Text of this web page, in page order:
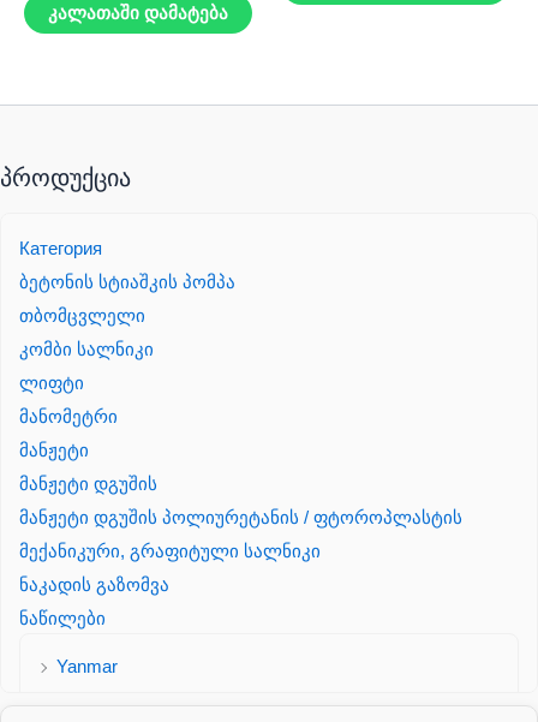
კალათაში დამატება
პროდუქცია
Категория
ბეტონის სტიაშკის პომპა
თბომცვლელი
კომბი სალნიკი
ლიფტი
მანომეტრი
მანჟეტი
მანჟეტი დგუშის
მანჟეტი დგუშის პოლიურეტანის / ფტოროპლასტის
მექანიკური, გრაფიტული სალნიკი
ნაკადის გაზომვა
ნაწილები
Yanmar